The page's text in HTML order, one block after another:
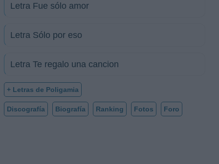
Letra Fue sólo amor
Letra Sólo por eso
Letra Te regalo una cancion
+ Letras de Poligamia
Discografía Biografía Ranking Fotos Foro